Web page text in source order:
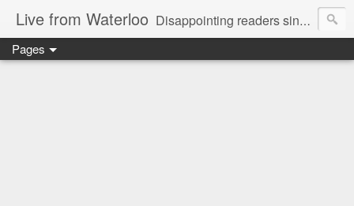
Live from Waterloo Disappointing readers since 2006
Pages